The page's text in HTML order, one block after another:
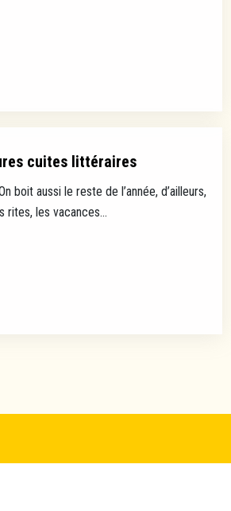
cuites littéraires
boit aussi le reste de l’année, d’ailleurs,
rites, les vacances...